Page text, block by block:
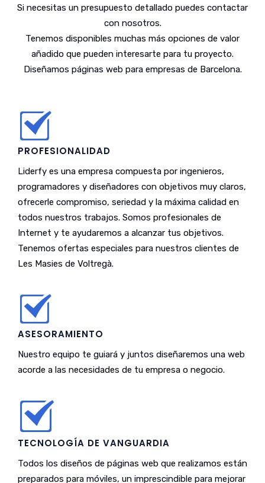
Si necesitas un presupuesto detallado puedes contactar
con nosotros.
Tenemos disponibles muchas más opciones de valor
añadido que pueden interesarte para tu proyecto.
Diseñamos páginas web para empresas de Barcelona.
PROFESIONALIDAD
Liderfy es una empresa compuesta por ingenieros,
programadores y diseñadores con objetivos muy claros,
ofrecerle compromiso, seriedad y la máxima calidad en
todos nuestros trabajos. Somos profesionales de
Internet y te ayudaremos a alcanzar tus objetivos.
Tenemos ofertas especiales para nuestros clientes de
Les Masies de Voltregà.
ASESORAMIENTO
Nuestro equipo te guiará y juntos diseñaremos una web
acorde a las necesidades de tu empresa o negocio.
TECNOLOGÍA DE VANGUARDIA
Todos los diseños de páginas web que realizamos están
preparados para móviles, un imprescindible para mejorar